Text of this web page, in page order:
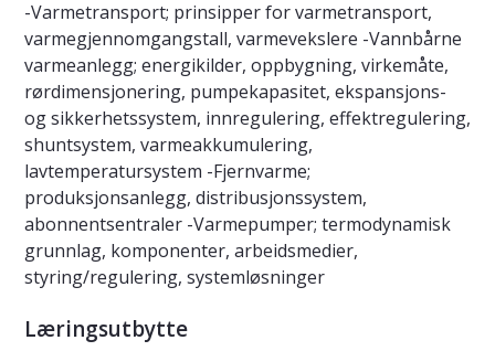
-Varmetransport; prinsipper for varmetransport,
varmegjennomgangstall, varmevekslere -Vannbårne
varmeanlegg; energikilder, oppbygning, virkemåte,
rørdimensjonering, pumpekapasitet, ekspansjons-
og sikkerhetssystem, innregulering, effektregulering,
shuntsystem, varmeakkumulering,
lavtemperatursystem -Fjernvarme;
produksjonsanlegg, distribusjonssystem,
abonnentsentraler -Varmepumper; termodynamisk
grunnlag, komponenter, arbeidsmedier,
styring/regulering, systemløsninger
Læringsutbytte